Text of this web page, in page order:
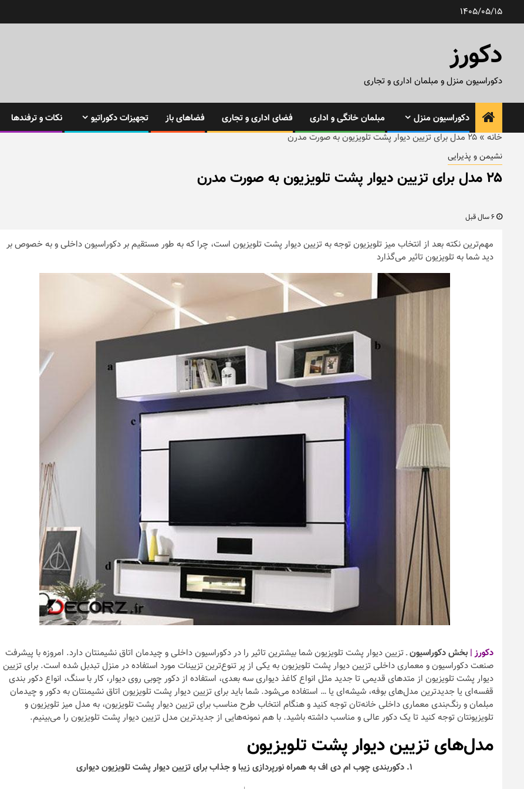
1405/05/15
دکورز
دکوراسیون منزل و مبلمان اداری و تجاری
دکوراسیون منزل مبلمان خانگی و اداری فضای اداری و تجاری فضاهای باز تجهیزات دکوراتیو
نکات و ترفندها
خانه » ۲۵ مدل برای تزیین دیوار پشت تلویزیون به صورت مدرن
نشیمن و پذیرایی
۲۵ مدل برای تزیین دیوار پشت تلویزیون به صورت مدرن
مهم‌ترین نکته بعد از انتخاب میز تلویزیون توجه به تزیین دیوار پشت تلویزیون است، چرا که به طور مستقیم بر دکوراسیون داخلی و به خصوص بر
دید شما به تلویزیون تاثیر می‌گذارد
دکورز | بخش دکوراسیونـ تزیین دیوار پشت تلویزیون شما بیشترین تاثیر را در دکوراسیون داخلی و چیدمان اتاق نشیمنتان دارد. امروزه با پیشرفت
صنعت دکوراسیون و معماری داخلی تزیین دیوار پشت تلویزیون به یکی از پر تنوع‌ترین تزیینات مورد استفاده در منزل تبدبل شده است. برای تزیین
دیوار پشت تلویزیون از متد‌های قدیمی تا جدید مثل انواع کاغذ دیواری سه بعدی، استفاده از دکور چوبی روی دیوار، کار با سنگ،‌ انواع دکور بندی
قفسه‌ای یا جدیدترین مدل‌های بوفه‌،‌ شیشه‌ای یا … استفاده می‌شود. شما باید برای تزیین دیوار پشت تلویزیون اتاق نشیمنتان به دکور و چیدمان
مبلمان و رنگ‌بندی معماری داخلی خانه‌تان توجه کنید و هنگام انتخاب طرح مناسب برای تزیین دیوار پشت تلویزیون، به مدل میز تلویزیون و
تلویزیونتان توجه کنید تا یک دکور عالی و مناسب داشته باشید. با هم نمونه‌هایی از جدیدترین مدل تزیین دیوار پشت تلویزیون را می‌بینیم.
مدل‌های تزیین دیوار پشت تلویزیون
۱. دکوربندی چوب ام دی اف به همراه نورپردازی زیبا و جذاب برای تزیین دیوار پشت تلویزیون دیواری
مدرن در خانه
نکات و ترفندها
چیدمان خانه (جدیدترین
انتخاب کنیم؟